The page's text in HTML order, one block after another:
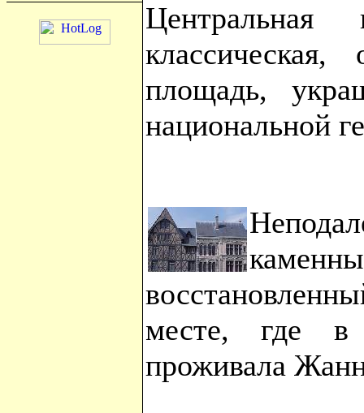
площадь,
национальной
месте, где в
проживала